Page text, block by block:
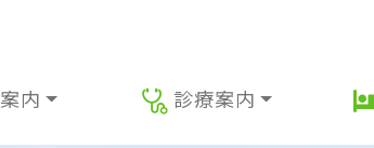
内 診療案内